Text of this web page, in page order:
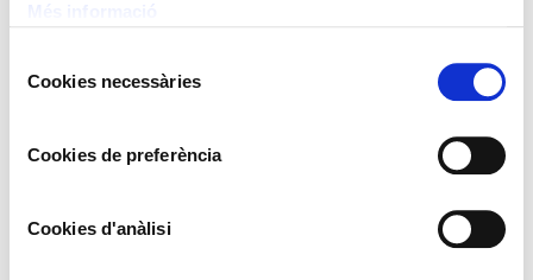
deCookies necessàries
Cookies de preferència
Cookies d'anàlisi
Camarasa, Pere Pruna, Emili Grau Sala, Miquel Villà, Josep
Puigdengoles, Jose de Togores, Joaquim Sunyer, Antoni Vila
Masriera, VEGAP, Andorra, 2020
©️ Sucesión Pablo Picasso, VEGAP, Madrid 2020